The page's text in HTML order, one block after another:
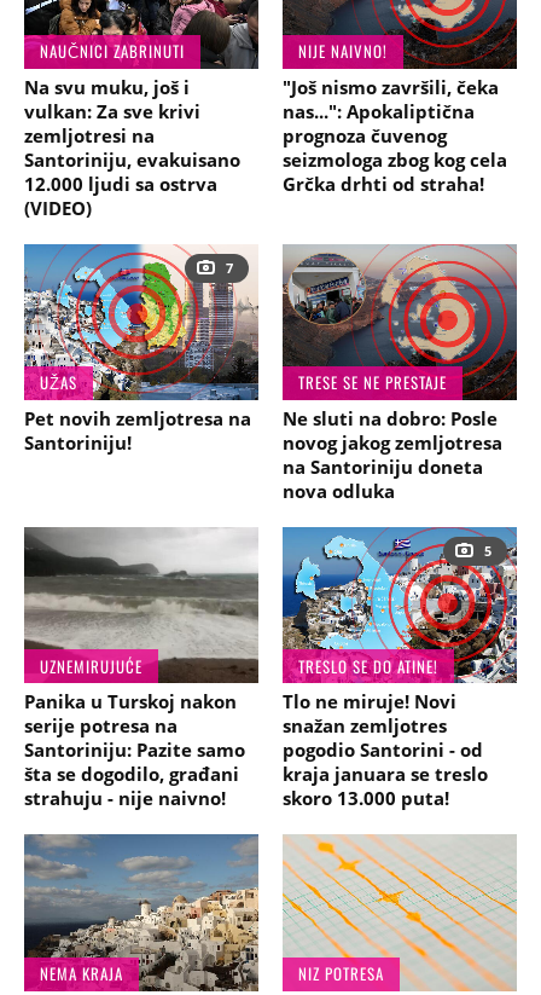
NAUČNICI ZABRINUTI
Na svu muku, još i
vulkan: Za sve krivi
zemljotresi na
Santoriniju, evakuisano
12.000 ljudi sa ostrva
(VIDEO)
NIJE NAIVNO!
"Još nismo završili, čeka
nas...": Apokaliptična
prognoza čuvenog
seizmologa zbog kog cela
Grčka drhti od straha!
7
UŽAS
Pet novih zemljotresa na
Santoriniju!
TRESE SE NE PRESTAJE
Ne sluti na dobro: Posle
novog jakog zemljotresa
na Santoriniju doneta
nova odluka
UZNEMIRUJUĆE
Panika u Turskoj nakon
serije potresa na
Santoriniju: Pazite samo
šta se dogodilo, građani
strahuju - nije naivno!
5
TRESLO SE DO ATINE!
Tlo ne miruje! Novi
snažan zemljotres
pogodio Santorini - od
kraja januara se treslo
skoro 13.000 puta!
NEMA KRAJA
NIZ POTRESA